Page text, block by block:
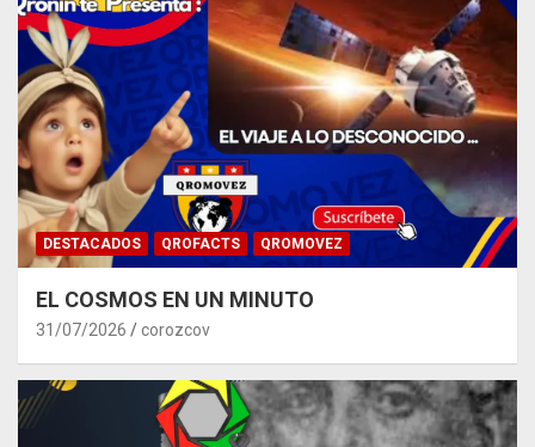
DESTACADOS QROFACTS QROMOVEZ
EL COSMOS EN UN MINUTO
31/07/2026 corozcov